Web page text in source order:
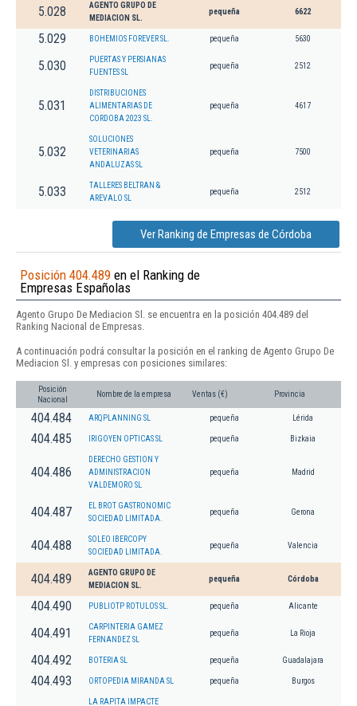
5.028
AGENTO GRUPO DE
MEDIACION SL.
pequeña 6622
5.029 BOHEMIOS FOREVER SL. pequeña 5630
5.030
PUERTAS Y PERSIANAS
FUENTES SL
pequeña 2512
5.031
DISTRIBUCIONES
ALIMENTARIAS DE
CORDOBA 2023 SL.
pequeña 4617
5.032
SOLUCIONES
VETERINARIAS
ANDALUZAS SL
pequeña 7500
5.033
TALLERES BELTRAN &
AREVALO SL
pequeña 2512
Ver Ranking de Empresas de Córdoba
Posición 404.489 en el Ranking de
Empresas Españolas
Agento Grupo De Mediacion Sl. se encuentra en la posición 404.489 del
Ranking Nacional de Empresas.
A continuación podrá consultar la posición en el ranking de Agento Grupo De
Mediacion Sl. y empresas con posiciones similares:
Posición
Nacional
Nombre de la empresa Ventas (€) Provincia
404.484 ARQPLANNING SL pequeña Lérida
404.485 IRIGOYEN OPTICAS SL pequeña Bizkaia
404.486
DERECHO GESTION Y
ADMINISTRACION
VALDEMORO SL
pequeña Madrid
404.487
EL BROT GASTRONOMIC
SOCIEDAD LIMITADA.
pequeña Gerona
404.488
SOLEO IBERCOPY
SOCIEDAD LIMITADA.
pequeña Valencia
404.489
AGENTO GRUPO DE
MEDIACION SL.
pequeña Córdoba
404.490 PUBLIOTP ROTULOS SL. pequeña Alicante
404.491
CARPINTERIA GAMEZ
FERNANDEZ SL
pequeña La Rioja
404.492 BOTERIA SL pequeña Guadalajara
404.493 ORTOPEDIA MIRANDA SL pequeña Burgos
LA RAPITA IMPACTE